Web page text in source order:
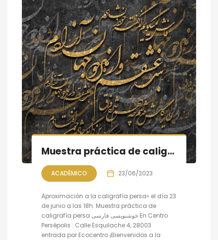
Muestra práctica de caligrafía persa, sesión X
ACADÉMICO 23/06/2023
Aproximación a la caligrafía persa» el día 23
de junio a las 18h. Muestra práctica de
caligrafía persa خوشنویسی فارسی En Centro
Persépolis : Calle Esquilache 4, 28003
entrada por Ecocentro ¡Bienvenidos a la